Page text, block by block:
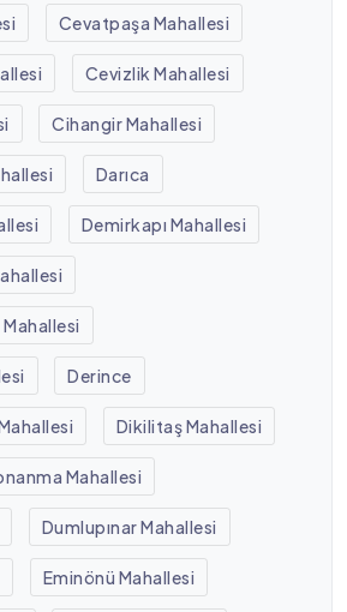
Cevatpaşa Mahallesi
Cevizlik Mahallesi
Cihangir Mahallesi
Darıca
Demirkapı Mahallesi
Derince
Dikilitaş Mahallesi
Mahallesi
Dumlupınar Mahallesi
Eminönü Mahallesi